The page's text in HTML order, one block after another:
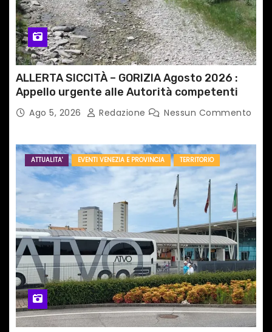
ALLERTA SICCITÀ – GORIZIA Agosto 2026 :
Appello urgente alle Autorità competenti
Ago 5, 2026 Redazione Nessun Commento
ATTUALITA' EVENTI VENEZIA E PROVINCIA TERRITORIO